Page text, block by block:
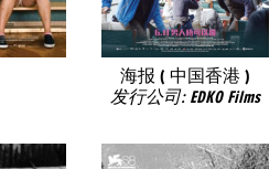
海报 ( 中国香港 )
发行公司: EDKO Films